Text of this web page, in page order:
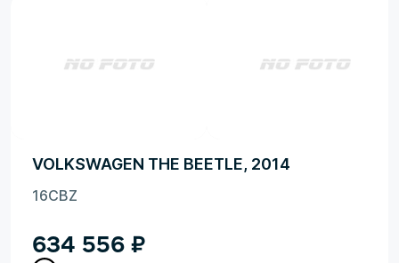
VOLKSWAGEN THE BEETLE, 2014
16CBZ
634 556 ₽